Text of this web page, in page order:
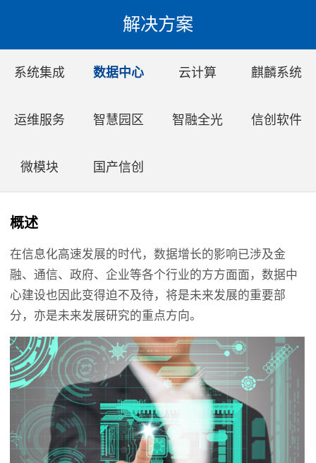
解决方案
系统集成 数据中心 云计算 麒麟系统
运维服务 智慧园区 智融全光 信创软件
微模块 国产信创
概述
在信息化高速发展的时代，数据增长的影响已涉及金
融、通信、政府、企业等各个行业的方方面面，数据中
心建设也因此变得迫不及待，将是未来发展的重要部
分，亦是未来发展研究的重点方向。